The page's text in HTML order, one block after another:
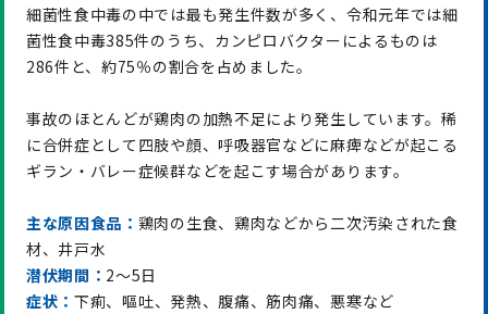
細菌性食中毒の中では最も発生件数が多く、令和元年では細
菌性食中毒385件のうち、カンピロバクターによるものは
286件と、約75％の割合を占めました。
事故のほとんどが鶏肉の加熱不足により発生しています。稀
に合併症として四肢や顔、呼吸器官などに麻痺などが起こる
ギラン・バレー症候群などを起こす場合があります。
主な原因食品： 鶏肉の生食、鶏肉などから二次汚染された食
材、井戸水
潜伏期間： 2～5日
症状： 下痢、嘔吐、発熱、腹痛、筋肉痛、悪寒など